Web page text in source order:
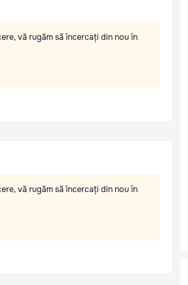
vă rugăm să încercați din nou în
vă rugăm să încercați din nou în